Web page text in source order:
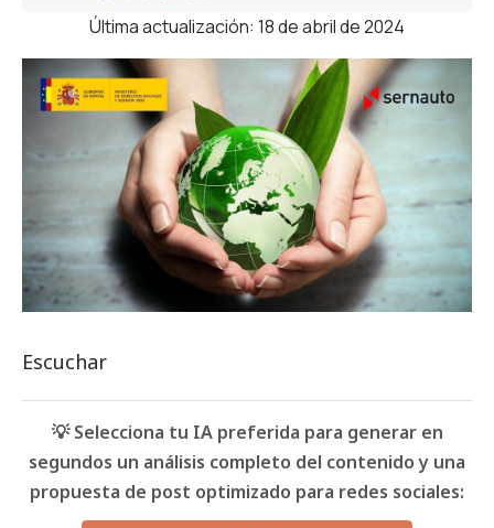
Última actualización: 18 de abril de 2024
Escuchar
💡 Selecciona tu IA preferida para generar en
segundos un análisis completo del contenido y una
propuesta de post optimizado para redes sociales: